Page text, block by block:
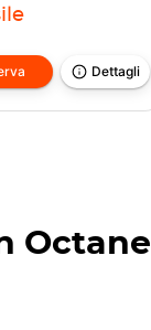
Dettagli
Octane